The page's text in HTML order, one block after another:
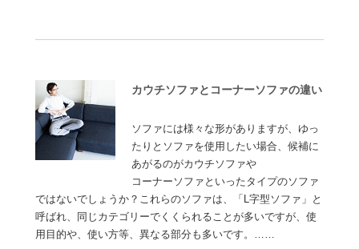
カウチソファとコーナーソファの違い
ソファには様々な形がありますが、ゆっ
たりとソファを使用したい場合、候補に
あがるのがカウチソファや
コーナーソファといったタイプのソファ
ではないでしょうか？これらのソファは、「L字型ソファ」と
呼ばれ、同じカテゴリーでくくられることが多いですが、使
用目的や、使い方等、異なる部分も多いです。……